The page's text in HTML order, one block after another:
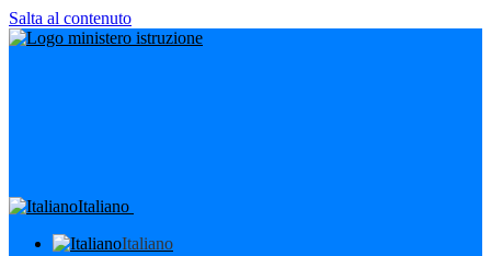
Salta al contenuto
Italiano
Italiano